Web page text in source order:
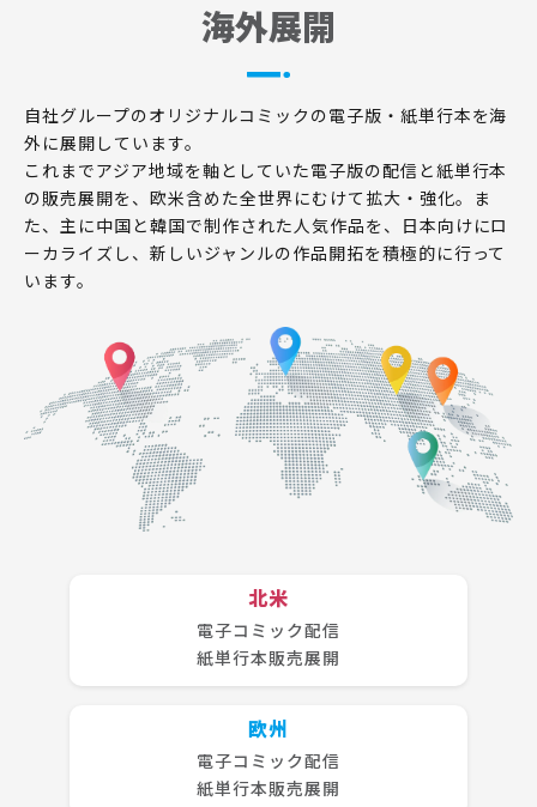
海外展開
自社グループのオリジナルコミックの電子版・紙単行本を海
外に展開しています。
これまでアジア地域を軸としていた電子版の配信と紙単行本
の販売展開を、欧米含めた全世界にむけて拡大・強化。ま
た、主に中国と韓国で制作された人気作品を、日本向けにロ
ーカライズし、新しいジャンルの作品開拓を積極的に行って
います。
北米
電子コミック配信
紙単行本販売展開
欧州
電子コミック配信
紙単行本販売展開